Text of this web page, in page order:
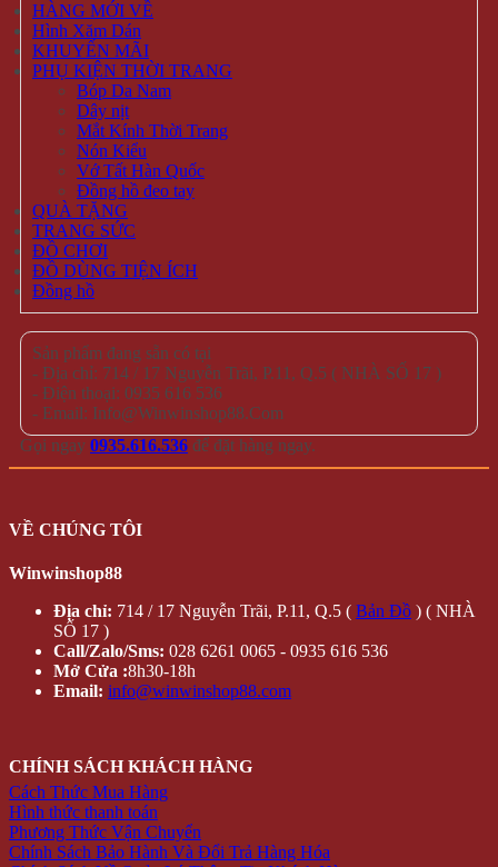
HÀNG MỚI VỀ
Hình Xăm Dán
KHUYẾN MÃI
PHỤ KIỆN THỜI TRANG
Bóp Da Nam
Dây nịt
Mắt Kính Thời Trang
Nón Kiểu
Vớ Tất Hàn Quốc
Đồng hồ đeo tay
QUÀ TẶNG
TRANG SỨC
ĐỒ CHƠI
ĐỒ DÙNG TIỆN ÍCH
Đồng hồ
Sản phẩm đang sẵn có tại
- Địa chỉ: 714 / 17 Nguyễn Trãi, P.11, Q.5 ( NHÀ SỐ 17 )
- Điện thoại: 0935 616 536
- Email: Info@Winwinshop88.Com
Gọi ngay 0935.616.536 để đặt hàng ngay.
VỀ CHÚNG TÔI
Winwinshop88
Địa chỉ: 714 / 17 Nguyễn Trãi, P.11, Q.5 ( Bản Đồ ) ( NHÀ
SỐ 17 )
Call/Zalo/Sms: 028 6261 0065 - 0935 616 536
Mở Cửa :8h30-18h
Email: info@winwinshop88.com
CHÍNH SÁCH KHÁCH HÀNG
Cách Thức Mua Hàng
Hình thức thanh toán
Phương Thức Vận Chuyển
Chính Sách Bảo Hành Và Đổi Trả Hàng Hóa